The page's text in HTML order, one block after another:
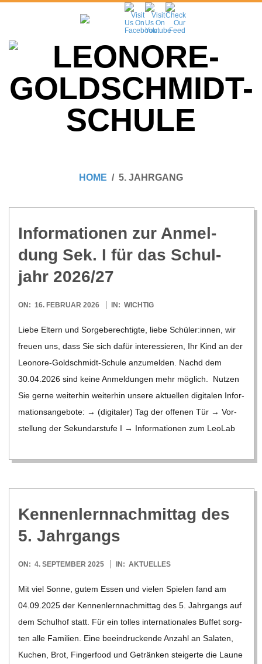
content
O
N
O
R
E
G
O
L
D
S
C
H
M
HOME 5. JAHRGANG
Infor­ma­tio­nen zur Anmel­
dung Sek. I für das Schul­
jahr 2026/​27
2026-
ON: 16. FEBRUAR 2026 IN: WICHTIG
Liebe Eltern und Sor­ge­be­rech­tigte, liebe Schüler:innen, wir
freuen uns, dass Sie sich dafür inter­es­sie­ren, Ihr Kind an der
Leo­­nore-Gol­d­­schmidt-Schule anzu­mel­den. Nachd dem
30.04.2026 sind keine Anmel­dun­gen mehr mög­lich. Nut­zen
Sie gerne wei­ter­hin wei­ter­hin unsere aktu­el­len digi­ta­len Infor­
ma­ti­ons­an­ge­bote: → (digi­ta­ler) Tag der offe­nen Tür → Vor­
stel­lung der Sekun­dar­stufe I → Infor­ma­tio­nen zum Leo­Lab
Ken­nen­lern­nach­mit­tag des
5. Jahrgangs
2025-
ON: 4. SEPTEMBER 2025 IN: AKTUELLES
Mit viel Sonne, gutem Essen und vie­len Spie­len fand am
04.09.2025 der Ken­nen­lern­nach­mit­tag des 5. Jahr­gangs auf
dem Schul­hof statt. Für ein tol­les inter­na­tio­na­les Buf­fet sorg­
ten alle Fami­lien. Eine beein­dru­ckende Anzahl an Sala­ten,
Kuchen, Brot, Fin­ger­food und Geträn­ken stei­gerte die Laune